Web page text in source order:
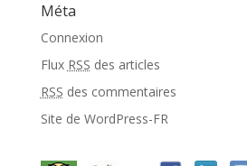
Méta
Connexion
Flux RSS des articles
RSS des commentaires
Site de WordPress-FR